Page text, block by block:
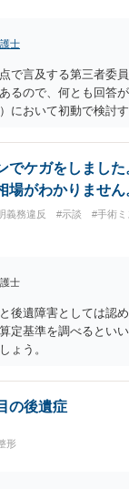
士
で言及する第三者委
るので、何とも回答
において初動で検討
えられるかと思いま
できそうであれば、
いくことになります。
でケガをしまし
場がわかりません
義務違反 #示談 #手術ミ
士
後遺障害としては認
定基準を調べるとい
ょう。
の後遺症
形